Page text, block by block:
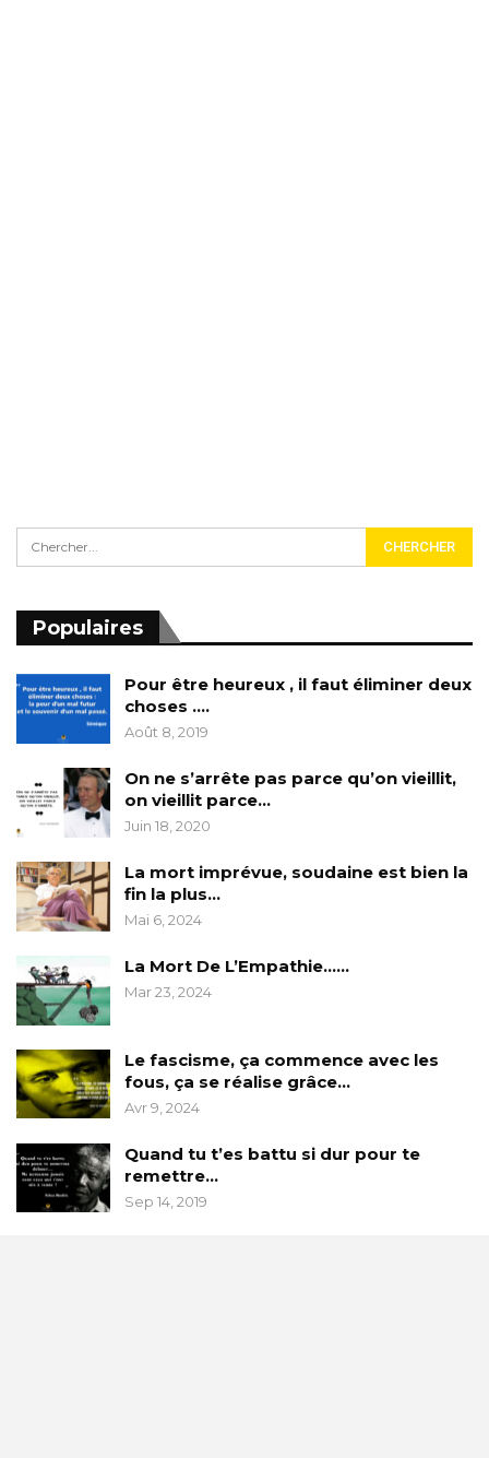
Populaires
Pour être heureux , il faut éliminer deux
choses ….
Août 8, 2019
On ne s’arrête pas parce qu’on vieillit,
on vieillit parce…
Juin 18, 2020
La mort imprévue, soudaine est bien la
fin la plus…
Mai 6, 2024
La Mort De L’Empathie……
Mar 23, 2024
Le fascisme, ça commence avec les
fous, ça se réalise grâce…
Avr 9, 2024
Quand tu t’es battu si dur pour te
remettre…
Sep 14, 2019